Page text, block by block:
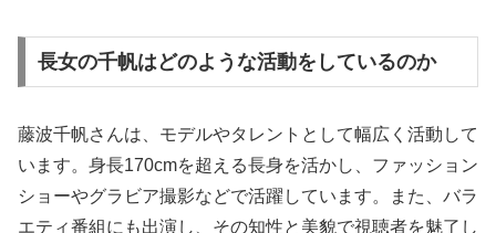
長女の千帆はどのような活動をしているのか
藤波千帆さんは、モデルやタレントとして幅広く活動して
います。身長170cmを超える長身を活かし、ファッション
ショーやグラビア撮影などで活躍しています。また、バラ
エティ番組にも出演し、その知性と美貌で視聴者を魅了し